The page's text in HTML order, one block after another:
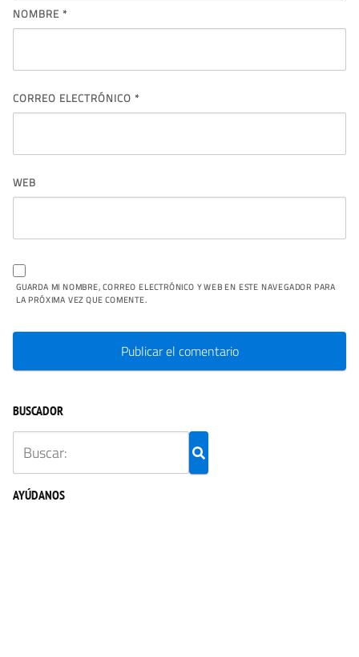
NOMBRE *
CORREO ELECTRÓNICO *
WEB
GUARDA MI NOMBRE, CORREO ELECTRÓNICO Y WEB EN ESTE NAVEGADOR PARA
LA PRÓXIMA VEZ QUE COMENTE.
BUSCADOR
AYÚDANOS